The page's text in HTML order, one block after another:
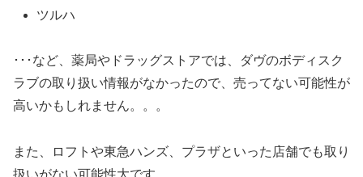
ツルハ
･･･など、薬局やドラッグストアでは、ダヴのボディスク
ラブの取り扱い情報がなかったので、売ってない可能性が
高いかもしれません。。。
また、ロフトや東急ハンズ、プラザといった店舗でも取り